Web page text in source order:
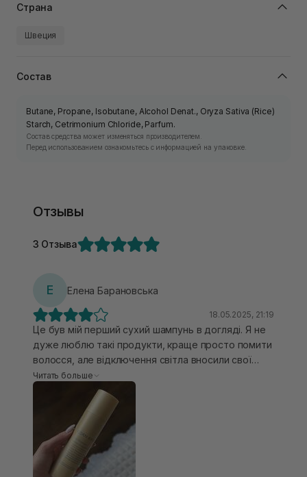
Страна
Швеция
Состав
Butane, Propane, Isobutane, Alcohol Denat., Oryza Sativa (Rice)
Starch, Cetrimonium Chloride, Parfum.
Состав средства может изменяться производителем.
Перед использованием ознакомьтесь с информацией на упаковке.
Отзывы
3 Отзыва
Е Елена Барановська
18.05.2025, 21:19
Це був мій перший сухий шампунь в догляді. Я не
дуже люблю такі продукти, краще просто помити
волосся, але відключення світла вносили свої
корективи 😅 Я ним користувалась в дуже рідких
випадках, вистачило банки приблизно на 5
використань. Я не знаю, багато це чи мало, але
ось такий досвід. Робила все згідно інструкції:
нанесла на пробори, хвилину зачекала, масаж
пальцями, тоді розчісувала. Сподобалось легке
розпилення, яке було рівномірним. Не робив
Читать больше